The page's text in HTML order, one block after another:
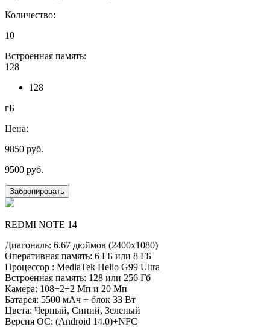
Количество:
10
Встроенная память:
128
128
гБ
Цена:
9850 руб.
9500 руб.
Забронировать
REDMI NOTE 14
Диагональ: 6.67 дюймов (2400х1080)
Оперативная память: 6 ГБ или 8 ГБ
Процессор : MediaTek Helio G99 Ultra
Встроенная память: 128 или 256 Гб
Камера: 108+2+2 Мп и 20 Мп
Батарея: 5500 мАч + блок 33 Вт
Цвета: Черный, Синий, Зеленый
Версия ОС: (Android 14.0)+NFC